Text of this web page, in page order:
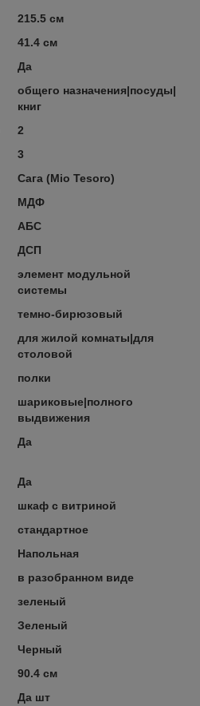
215.5 см
41.4 см
Да
общего назначения|посуды|
книг
2
3
Сага (Mio Tesoro)
МДФ
АБС
ДСП
элемент модульной
системы
темно-бирюзовый
для жилой комнаты|для
столовой
полки
шариковые|полного
выдвижения
Да
Да
шкаф с витриной
стандартное
Напольная
в разобранном виде
зеленый
Зеленый
Черный
90.4 см
Да шт